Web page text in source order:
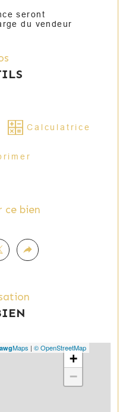
seront
du vendeur
Calculatrice
ce bien
+
−
Maps | © OpenStreetMap